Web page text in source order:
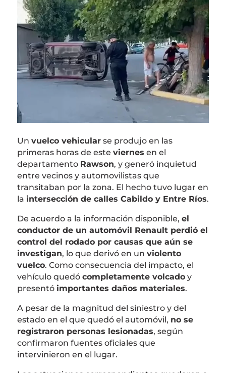
Un vuelco vehicularse produjo en las
primeras horas de este viernes en el
departamento Rawson, y generó inquietud
entre vecinos y automovilistas que
transitaban por la zona. El hecho tuvo lugar en
la intersección de calles Cabildo y Entre Ríos.
De acuerdo a la información disponible, el
conductor de un automóvil Renault perdió el
control del rodado por causas que aún se
investigan, lo que derivó en un violento
vuelco. Como consecuencia del impacto, el
vehículo quedó completamente volcadoy
presentó importantes daños materiales.
A pesar de la magnitud del siniestro y del
estado en el que quedó el automóvil, no se
registraron personas lesionadas, según
confirmaron fuentes oficiales que
intervinieron en el lugar.